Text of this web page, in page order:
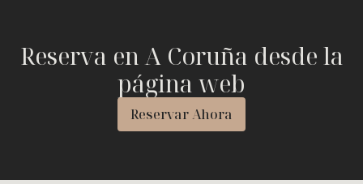
Reserva en A Coruña desde la
página web
Reservar Ahora